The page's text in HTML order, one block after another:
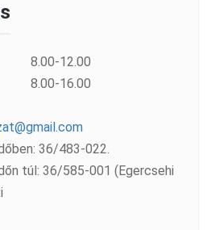
8.00-12.00
8.00-16.00
36/483-022.
túl: 36/585-001 (Egercsehi